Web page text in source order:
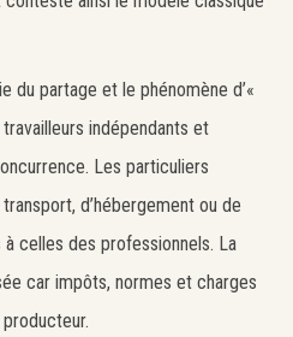
du partage et le phénomène d’«
indépendants et
Les particuliers
d’hébergement ou de
celles des professionnels. La
car impôts, normes et charges